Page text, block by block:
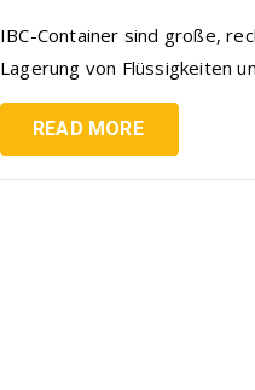
IBC-Container sind große,
Lagerung von Flüssigkeiten
READ MORE